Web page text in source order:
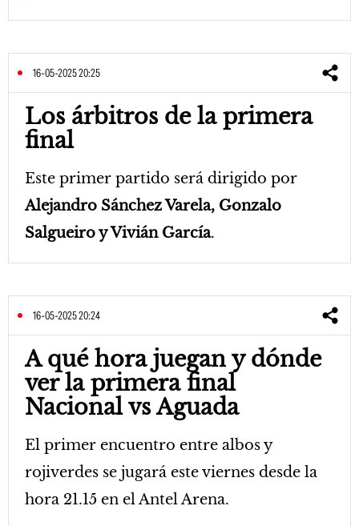
16-05-2025 20:25
Los árbitros de la primera
final
Este primer partido será dirigido por
Alejandro Sánchez Varela, Gonzalo
Salgueiro y Vivián García.
16-05-2025 20:24
A qué hora juegan y dónde
ver la primera final
Nacional vs Aguada
El primer encuentro entre albos y
rojiverdes se jugará este viernes desde la
hora 21.15 en el Antel Arena.